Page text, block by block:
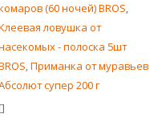
(60 ночей) BROS,
ловушка от
- полоска 5шт
,Приманка от муравьев
супер 200 г
[]